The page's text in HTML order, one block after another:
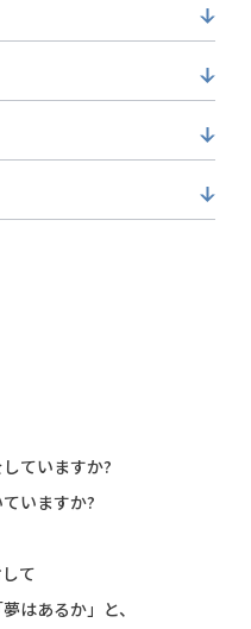
ていますか?
いますか?
て
はあるか」と、